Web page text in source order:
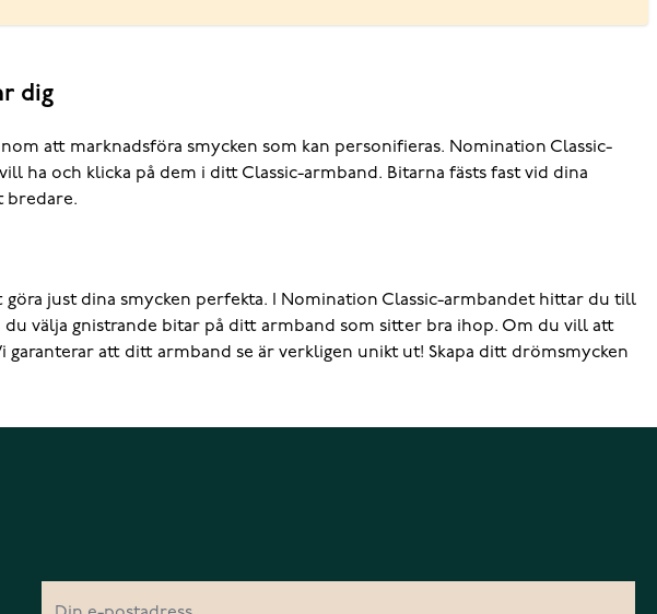
dig
att marknadsföra smycken som kan personifieras. Nomination Classic-
ha och klicka på dem i ditt Classic-armband. Bitarna fästs fast vid dina
bredare.
just dina smycken perfekta. I Nomination Classic-armbandet hittar du till
välja gnistrande bitar på ditt armband som sitter bra ihop. Om du vill att
garanterar att ditt armband se är verkligen unikt ut! Skapa ditt drömsmycken